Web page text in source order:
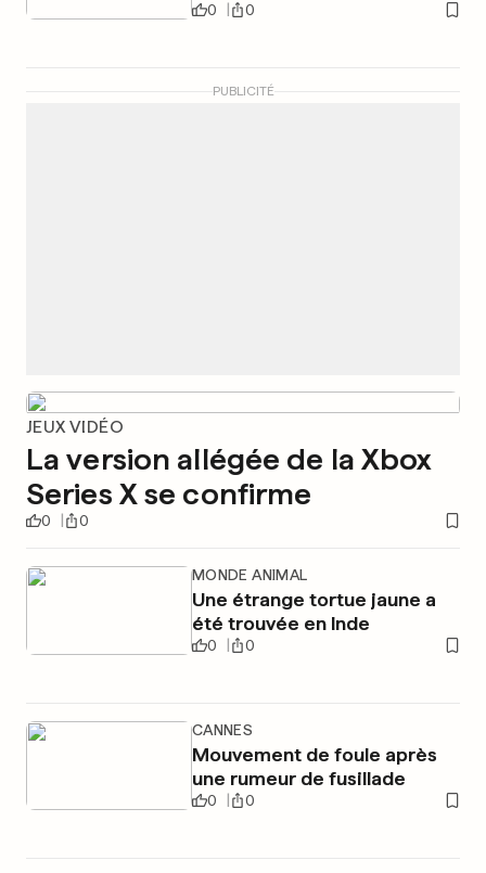
0 0
PUBLICITÉ
JEUX VIDÉO
La version allégée de la Xbox
Series X se confirme
0 0
MONDE ANIMAL
Une étrange tortue jaune a
été trouvée en Inde
0 0
CANNES
Mouvement de foule après
une rumeur de fusillade
0 0